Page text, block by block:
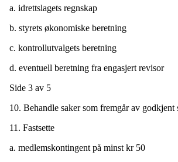
a. idrettslagets regnskap
b. styrets økonomiske beretning
c. kontrollutvalgets beretning
d. eventuell beretning fra engasjert revisor
Side 3 av 5
10. Behandle saker som fremgår av godkjent
11. Fastsette
a. medlemskontingent på minst kr 50